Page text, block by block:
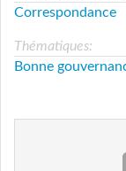
Correspondance
Thématiques:
Bonne